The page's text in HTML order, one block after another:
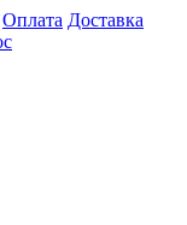
Оплата Доставка